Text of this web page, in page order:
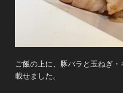
ご飯の上に、豚バラと玉ねぎ
載せました。